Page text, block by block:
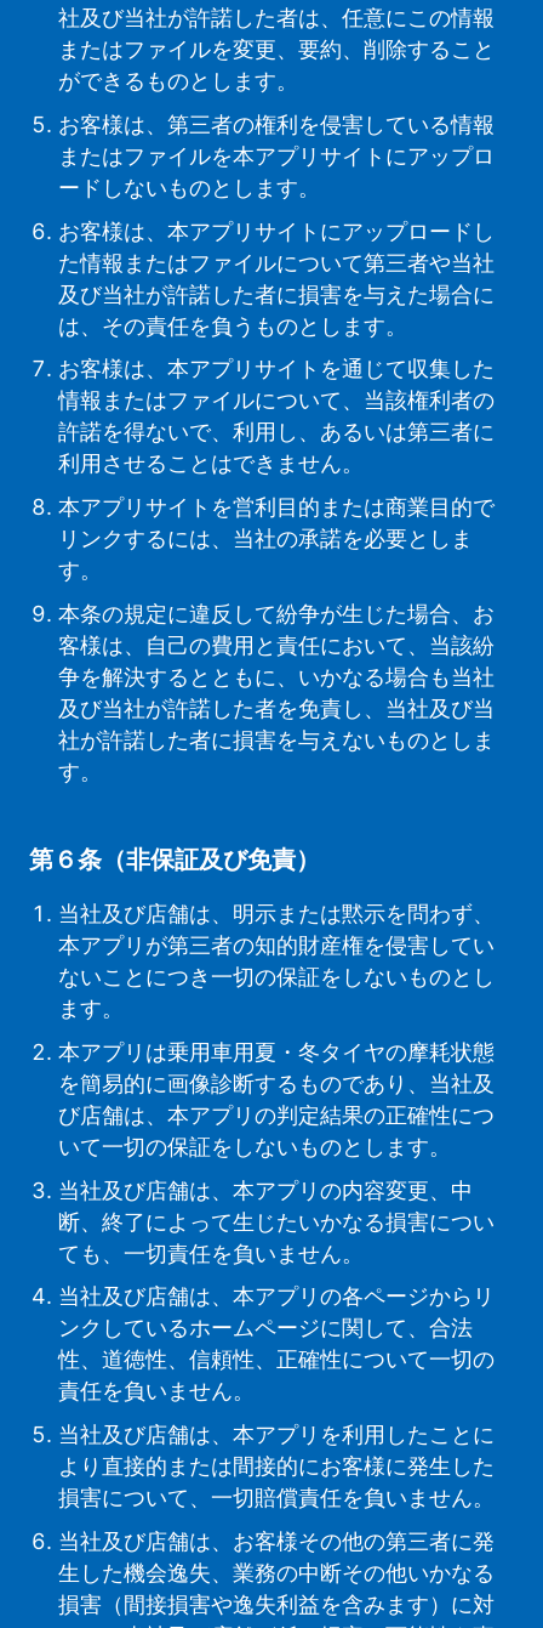
社及び当社が許諾した者は、任意にこの情報
またはファイルを変更、要約、削除すること
ができるものとします。
お客様は、第三者の権利を侵害している情報
またはファイルを本アプリサイトにアップロ
ードしないものとします。
お客様は、本アプリサイトにアップロードし
た情報またはファイルについて第三者や当社
及び当社が許諾した者に損害を与えた場合に
は、その責任を負うものとします。
お客様は、本アプリサイトを通じて収集した
情報またはファイルについて、当該権利者の
許諾を得ないで、利用し、あるいは第三者に
利用させることはできません。
本アプリサイトを営利目的または商業目的で
リンクするには、当社の承諾を必要としま
す。
本条の規定に違反して紛争が生じた場合、お
客様は、自己の費用と責任において、当該紛
争を解決するとともに、いかなる場合も当社
及び当社が許諾した者を免責し、当社及び当
社が許諾した者に損害を与えないものとしま
す。
第６条（非保証及び免責）
当社及び店舗は、明示または黙示を問わず、
本アプリが第三者の知的財産権を侵害してい
ないことにつき一切の保証をしないものとし
ます。
本アプリは乗用車用夏・冬タイヤの摩耗状態
を簡易的に画像診断するものであり、当社及
び店舗は、本アプリの判定結果の正確性につ
いて一切の保証をしないものとします。
当社及び店舗は、本アプリの内容変更、中
断、終了によって生じたいかなる損害につい
ても、一切責任を負いません。
当社及び店舗は、本アプリの各ページからリ
ンクしているホームページに関して、合法
性、道徳性、信頼性、正確性について一切の
責任を負いません。
当社及び店舗は、本アプリを利用したことに
より直接的または間接的にお客様に発生した
損害について、一切賠償責任を負いません。
当社及び店舗は、お客様その他の第三者に発
生した機会逸失、業務の中断その他いかなる
損害（間接損害や逸失利益を含みます）に対